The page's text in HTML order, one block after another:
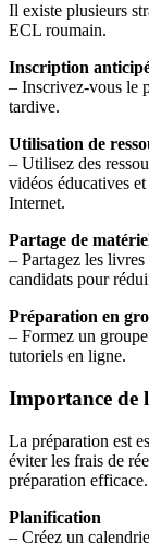
Il existe plusieurs
ECL roumain.
Inscription
– Inscrivez-vous le
tardive.
Utilisation de
– Utilisez des
vidéos éducatives
Internet.
Partage de
– Partagez les
candidats pour
Préparation en
– Formez un
tutoriels en ligne.
Importance de
La préparation est
éviter les frais de
préparation efficace.
Planification
– Créez un